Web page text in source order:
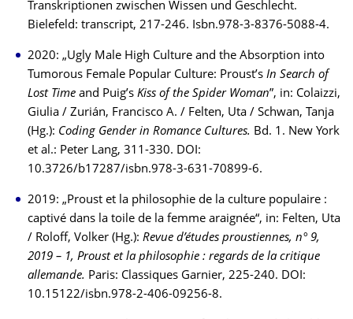
Transkriptionen zwischen Wissen und Geschlecht.
Bielefeld: transcript, 217-246. Isbn.978-3-8376-5088-4.
2020: „Ugly Male High Culture and the Absorption into
Tumorous Female Popular Culture: Proust’s In Search of
Lost Time and Puig’s Kiss of the Spider Woman”, in: Colaizzi,
Giulia / Zurián, Francisco A. / Felten, Uta / Schwan, Tanja
(Hg.): Coding Gender in Romance Cultures. Bd. 1. New York
et al.: Peter Lang, 311-330. DOI:
10.3726/b17287/isbn.978-3-631-70899-6.
2019: „Proust et la philosophie de la culture populaire :
captivé dans la toile de la femme araignée“, in: Felten, Uta
/ Roloff, Volker (Hg.): Revue d’études proustiennes, n° 9,
2019 – 1, Proust et la philosophie : regards de la critique
allemande. Paris: Classiques Garnier, 225-240. DOI:
10.15122/isbn.978-2-406-09256-8.